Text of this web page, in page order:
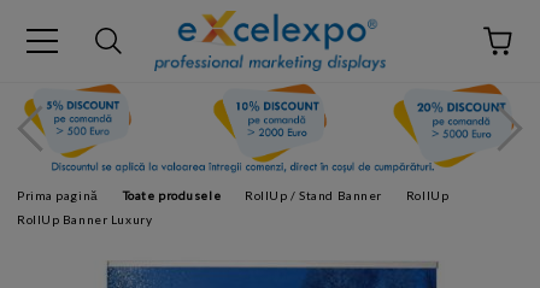
Prima pagină Toate produsele RollUp / Stand Banner
RollUp
RollUp Banner Luxury